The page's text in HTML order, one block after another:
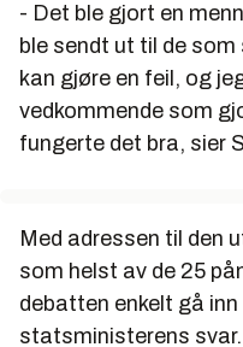
- Det ble gjort en
ble sendt ut til de
kan gjøre en feil, og
vedkommende som
fungerte det bra, sier
Med adressen til den
som helst av de 25
debatten enkelt gå
statsministerens